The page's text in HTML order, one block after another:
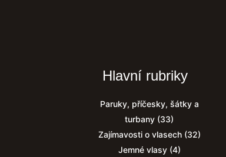
Hlavní rubriky
Paruky, příčesky, šátky a
turbany (33)
Zajímavosti o vlasech(32)
Jemné vlasy(4)